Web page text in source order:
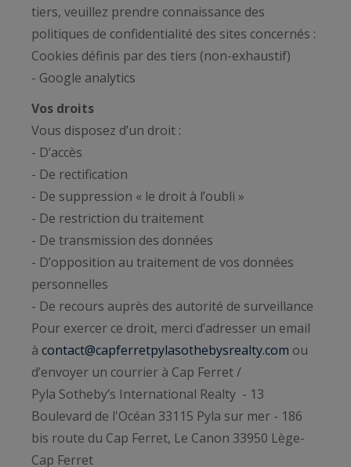
tiers, veuillez prendre connaissance des
politiques de confidentialité des sites concernés :
Cookies définis par des tiers (non-exhaustif)
- Google analytics
Vos droits
Vous disposez d’un droit :
- D’accès
- De rectification
- De suppression « le droit à l’oubli »
- De restriction du traitement
- De transmission des données
- D’opposition au traitement de vos données
personnelles
- De recours auprès des autorité de surveillance
Pour exercer ce droit, merci d’adresser un email
à contact@capferretpylasothebysrealty.com ou
d’envoyer un courrier à Cap Ferret /
Pyla Sotheby’s International Realty - 13
Boulevard de l'Océan 33115 Pyla sur mer - 186
bis route du Cap Ferret, Le Canon 33950 Lège-
Cap Ferret